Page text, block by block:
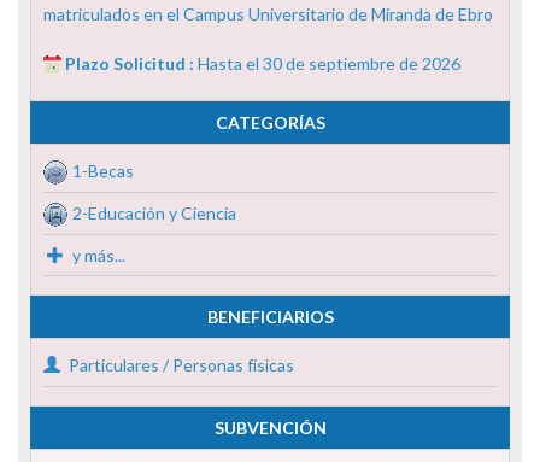
matriculados en el Campus Universitario de Miranda de Ebro
Plazo Solicitud : Hasta el 30 de septiembre de 2026
CATEGORÍAS
1-Becas
2-Educación y Ciencia
y más...
BENEFICIARIOS
Particulares / Personas físicas
SUBVENCIÓN